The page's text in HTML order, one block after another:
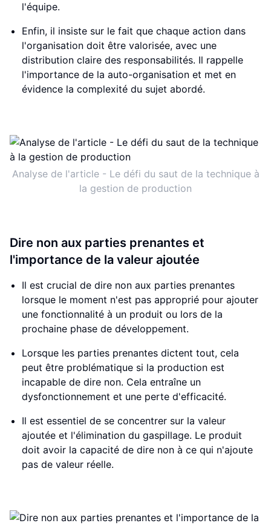
l'équipe.
Enfin, il insiste sur le fait que chaque action dans
l'organisation doit être valorisée, avec une
distribution claire des responsabilités. Il rappelle
l'importance de la auto-organisation et met en
évidence la complexité du sujet abordé.
Analyse de l'article - Le défi du saut de la technique à
la gestion de production
Dire non aux parties prenantes et
l'importance de la valeur ajoutée
Il est crucial de dire non aux parties prenantes
lorsque le moment n'est pas approprié pour ajouter
une fonctionnalité à un produit ou lors de la
prochaine phase de développement.
Lorsque les parties prenantes dictent tout, cela
peut être problématique si la production est
incapable de dire non. Cela entraîne un
dysfonctionnement et une perte d'efficacité.
Il est essentiel de se concentrer sur la valeur
ajoutée et l'élimination du gaspillage. Le produit
doit avoir la capacité de dire non à ce qui n'ajoute
pas de valeur réelle.